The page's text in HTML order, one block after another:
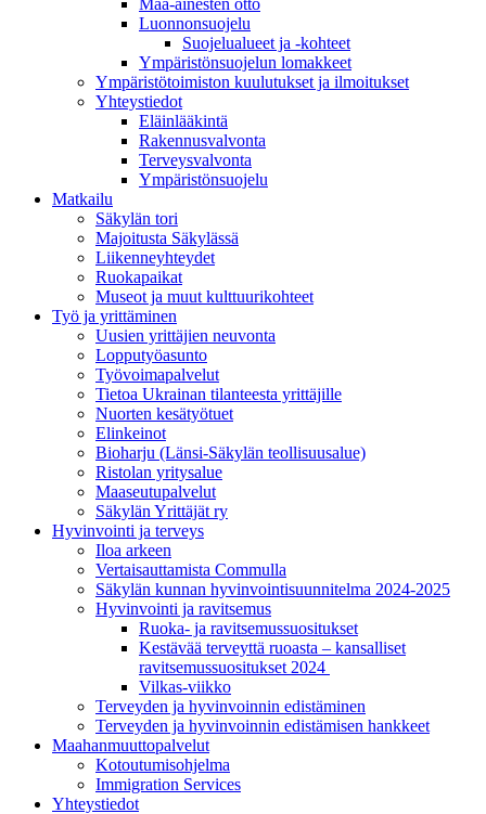
Maa-ainesten otto
Luonnonsuojelu
Suojelualueet ja -kohteet
Ympäristönsuojelun lomakkeet
Ympäristötoimiston kuulutukset ja ilmoitukset
Yhteystiedot
Eläinlääkintä
Rakennusvalvonta
Terveysvalvonta
Ympäristönsuojelu
Mat­kailu
Säkylän tori
Majoitusta Säkylässä
Liikenneyhteydet
Ruokapaikat
Museot ja muut kulttuurikohteet
Työ ja yrittä­minen
Uusien yrittäjien neuvonta
Lopputyöasunto
Työvoimapalvelut
Tietoa Ukrainan tilanteesta yrittäjille
Nuorten kesätyötuet
Elinkeinot
Bioharju (Länsi-Säkylän teollisuusalue)
Ristolan yritysalue
Maaseutupalvelut
Säkylän Yrittäjät ry
Hyvinvointi ja terveys
Iloa arkeen
Vertaisauttamista Commulla
Säkylän kunnan hyvinvointisuunnitelma 2024-2025
Hyvinvointi ja ravitsemus
Ruoka- ja ravitsemussuositukset
Kestävää terveyttä ruoasta – kansalliset
ravitsemussuositukset 2024
Vilkas-viikko
Terveyden ja hyvinvoinnin edistäminen
Terveyden ja hyvinvoinnin edistämisen hankkeet
Maahanmuuttopalvelut
Kotoutumisohjelma
Immigration Services
Yhteystiedot